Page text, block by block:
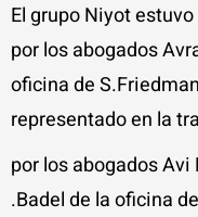
El grupo Niyot
por los abogados
oficina de
representado en la
por los abogados Avi
Badel de la oficina